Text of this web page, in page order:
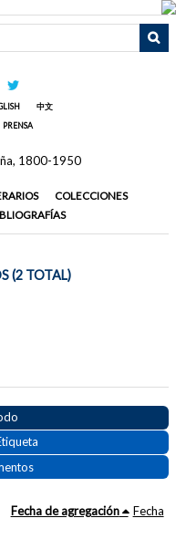
中文
PRENSA
COLECCIONES
(2 TOTAL)
Fecha de agregación Fecha